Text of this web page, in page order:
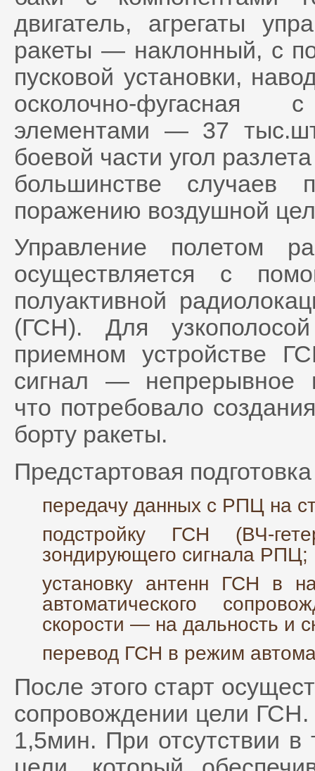
двигатель, агрегаты
ракеты — наклонный, с
пусковой установки,
осколочно-
элементами — 37
боевой части угол
большинстве случаев
поражению воздушной
Управление полетом
осуществляется с
полуактивной
(ГСН). Для
приемном устройстве
сигнал — непрерывное
что потребовало
борту ракеты.
Предстартовая
передачу данных с РПЦ на
подстройку ГСН (ВЧ-
зондирующего сигнала РПЦ;
установку антенн ГСН в
автоматического
скорости — на дальность и
перевод ГСН в режим
После этого старт
сопровождении цели
1,5мин. При отсутствии в